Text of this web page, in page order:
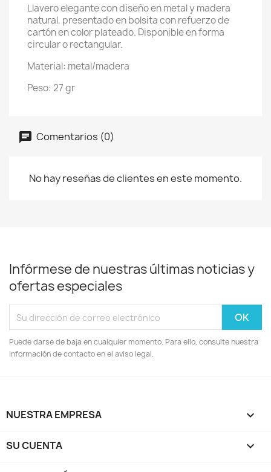
Llavero elegante con diseño en metal y madera
natural, presentado en bolsita con refuerzo de
cartón en color plateado. Disponible en forma
circular o rectangular.
Material: metal/madera
Peso: 27 gr
Comentarios (0)
No hay reseñas de clientes en este momento.
Infórmese de nuestras últimas noticias y
ofertas especiales
Puede darse de baja en cualquier momento. Para ello, consulte nuestra
información de contacto en el aviso legal.
NUESTRA EMPRESA 
SU CUENTA 